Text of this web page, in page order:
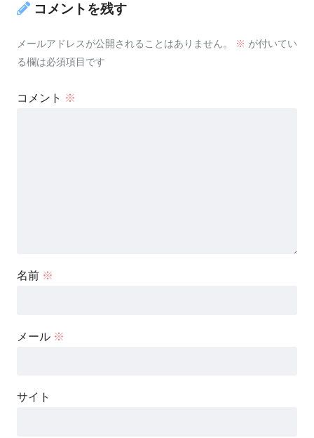
コメントを残す
メールアドレスが公開されることはありません。 ※ が付いてい
る欄は必須項目です
コメント ※
名前 ※
メール ※
サイト